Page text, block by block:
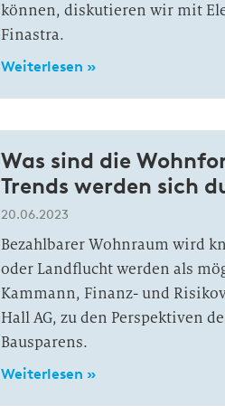
können, diskutieren wir mit
Finastra.
Weiterlesen »
Was sind die
Trends werden sich
20.06.2023
Bezahlbarer Wohnraum wird
oder Landflucht werden als
Kammann, Finanz- und
Hall AG, zu den Perspektiven
Bausparens.
Weiterlesen »